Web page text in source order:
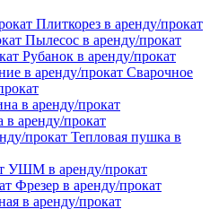
Плиткорез в аренду/прокат
Пылесос в аренду/прокат
Рубанок в аренду/прокат
Сварочное
аренду/прокат
Тепловая пушка в
УШМ в аренду/прокат
Фрезер в аренду/прокат